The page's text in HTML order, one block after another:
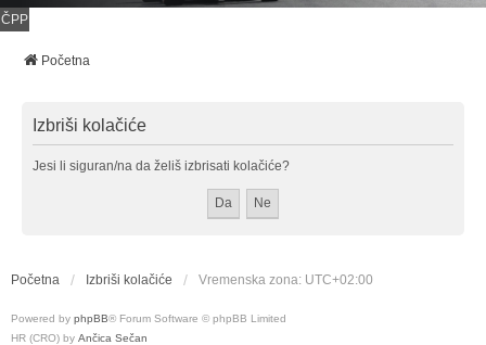
ČPP
Početna
Izbriši kolačiće
Jesi li siguran/na da želiš izbrisati kolačiće?
Početna Izbriši kolačiće Vremenska zona: UTC+02:00
Powered by phpBB® Forum Software © phpBB Limited
HR (CRO) by Ančica Sečan